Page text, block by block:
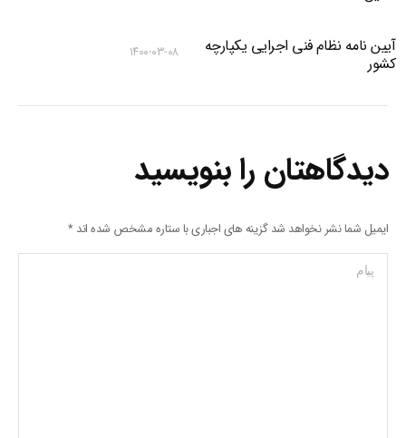
آیین نامه نظام فنی اجرایی یکپارچه
کشور
۱۴۰۰-۰۳-۰۸
دیدگاهتان را بنویسید
ایمیل شما نشر نخواهد شد گزینه های اجباری با ستاره مشخص شده اند*
پیام